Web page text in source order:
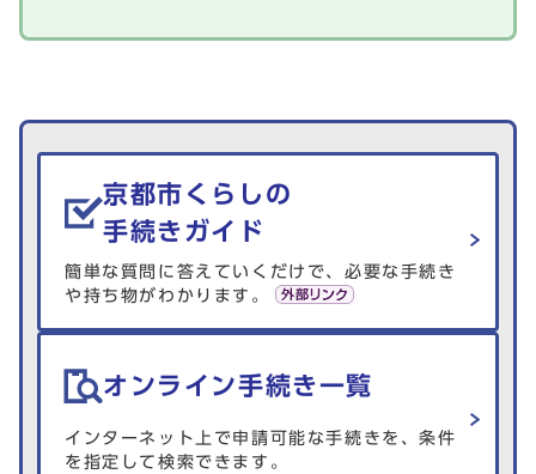
生活情報を探す
京都市くらしの
手続きガイド
簡単な質問に答えていくだけで、必要な手続き
や持ち物がわかります。
オンライン手続き一覧
インターネット上で申請可能な手続きを、条件
を指定して検索できます。